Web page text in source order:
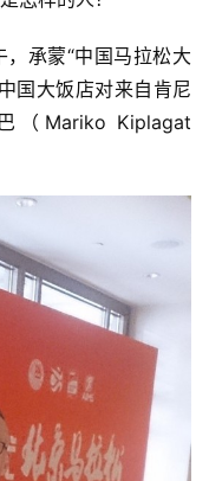
承蒙“中国马拉松大
国大饭店对来自肯尼
（Mariko Kiplagat